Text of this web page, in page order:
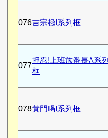
076吉宗極I系列框
077
押忍!上班族番長A系列
框
078黃門喝I系列框